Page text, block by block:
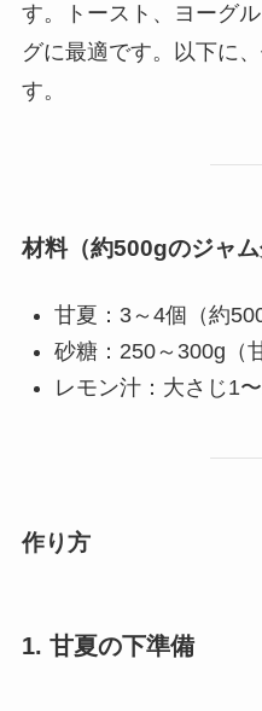
す。トースト、ヨーグ
グに最適です。以下に
す。
材料（約500gのジャム
甘夏：3～4個（約
砂糖：250～300g（
レモン汁：大さじ1
作り方
1. 甘夏の下準備